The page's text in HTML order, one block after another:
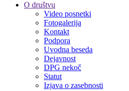
O društvu
Video posnetki
Fotogalerija
Kontakt
Podpora
Uvodna beseda
Dejavnost
DPG nekoč
Statut
Izjava o zasebnosti